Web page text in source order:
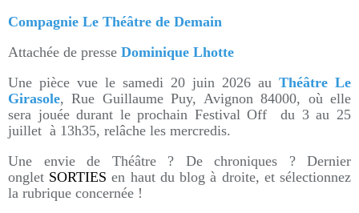
Compagnie Le Théâtre de Demain
Attachée de presse Dominique Lhotte
Une pièce vue le samedi 20 juin 2026 au Théâtre Le
Girasole, Rue Guillaume Puy, Avignon 84000, où elle
sera jouée durant le prochain Festival Off du 3 au 25
juillet à 13h35, relâche les mercredis.
Une envie de Théâtre ? De chroniques ? Dernier
onglet SORTIES en haut du blog à droite, et sélectionnez
la rubrique concernée !